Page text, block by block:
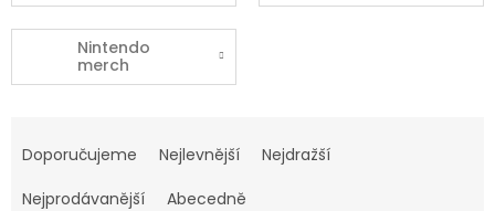
Nintendo
merch
a
e
Doporučujeme Nejlevnější
Nejdražší
Nejprodávanější
Abecedně